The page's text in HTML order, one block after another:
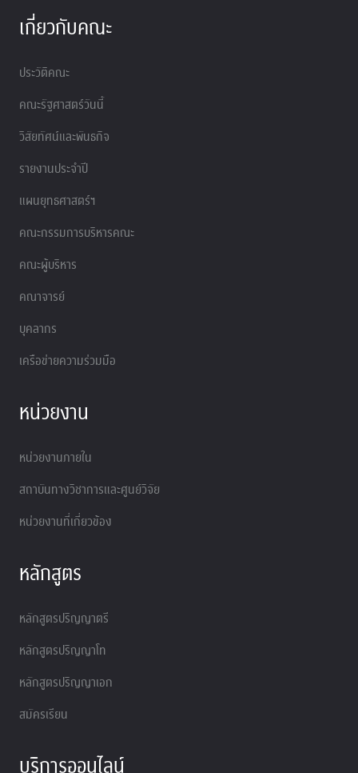
เกี่ยวกับคณะ
ประวัติคณะ
คณะรัฐศาสตร์วันนี้
วิสัยทัศน์และพันธกิจ
รายงานประจำปี
แผนยุทธศาสตร์ฯ
คณะกรรมการบริหารคณะ
คณะผู้บริหาร
คณาจารย์
บุคลากร
เครือข่ายความร่วมมือ
หน่วยงาน
หน่วยงานภายใน
สถาบันทางวิชาการและศูนย์วิจัย
หน่วยงานที่เกี่ยวข้อง
หลักสูตร
หลักสูตรปริญญาตรี
หลักสูตรปริญญาโท
หลักสูตรปริญญาเอก
สมัครเรียน
บริการออนไลน์